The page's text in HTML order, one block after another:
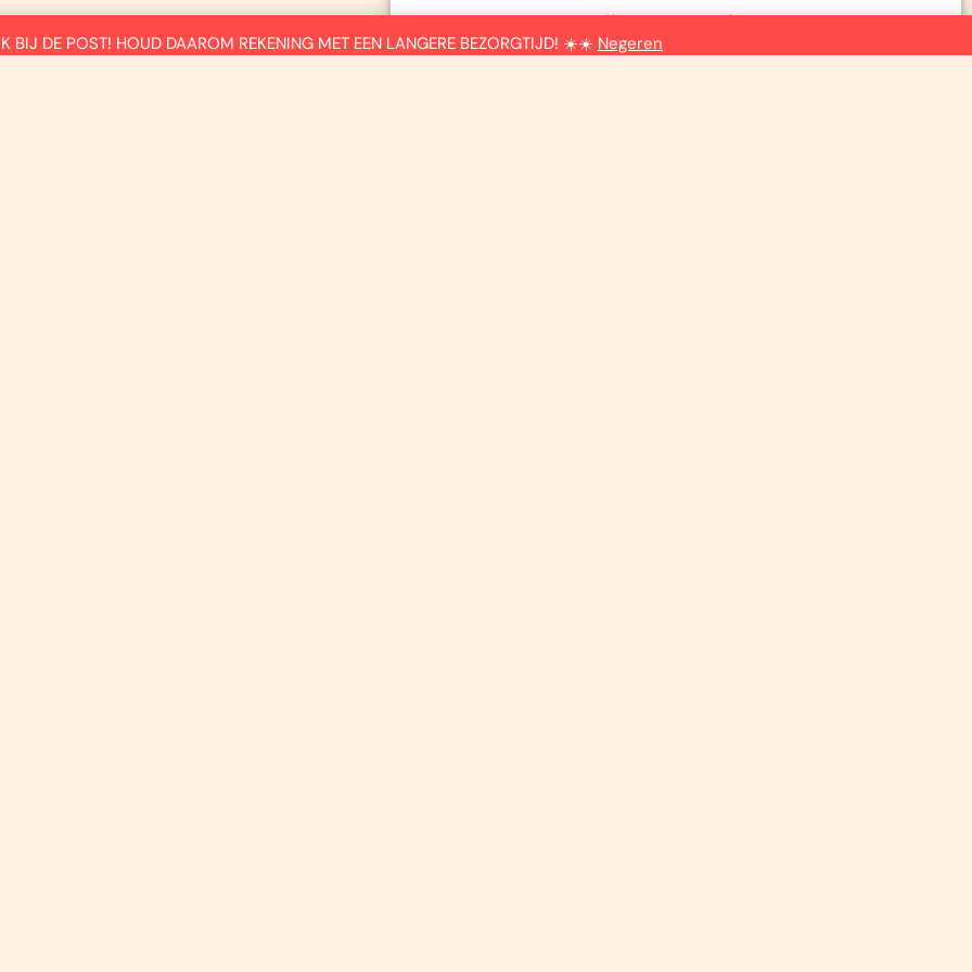
Algemene voorwaarden
BIJ DE POST! HOUD DAAROM REKENING MET EEN LANGERE BEZORGTIJD! ☀️☀️ Negeren